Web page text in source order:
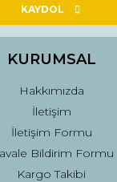
eksik bilgiler bulunuyor.
daha pahalı.
KAYDOL
KURUMSAL
Hakkımızda
İletişim
İletişim Formu
Bildirim Formu
Kargo Takibi